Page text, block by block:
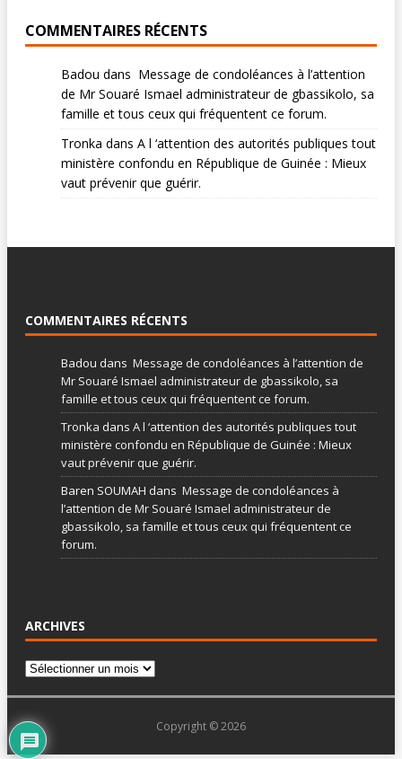
COMMENTAIRES RÉCENTS
Badou dans Message de condoléances à l’attention
de Mr Souaré Ismael administrateur de gbassikolo, sa
famille et tous ceux qui fréquentent ce forum.
Tronka dans A l ‘attention des autorités publiques tout
ministère confondu en République de Guinée : Mieux
vaut prévenir que guérir.
COMMENTAIRES RÉCENTS
Badou dans Message de condoléances à l’attention de
Mr Souaré Ismael administrateur de gbassikolo, sa
famille et tous ceux qui fréquentent ce forum.
Tronka dans A l ‘attention des autorités publiques tout
ministère confondu en République de Guinée : Mieux
vaut prévenir que guérir.
Baren SOUMAH dans Message de condoléances à
l’attention de Mr Souaré Ismael administrateur de
gbassikolo, sa famille et tous ceux qui fréquentent ce
forum.
ARCHIVES
Copyright © 2026